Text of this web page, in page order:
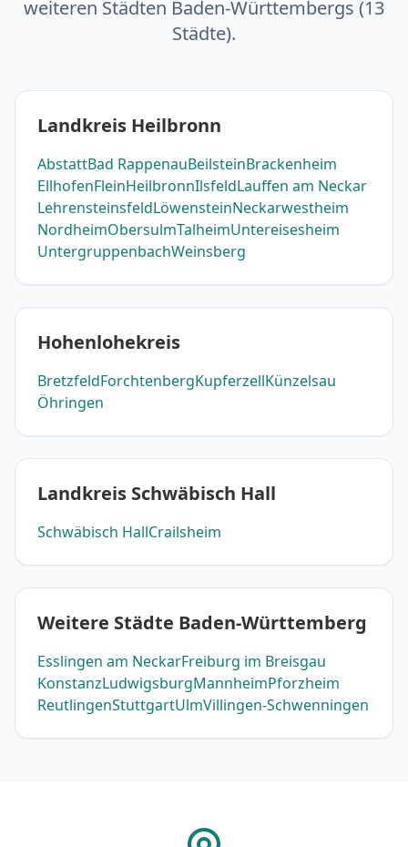
weiteren Städten Baden-Württembergs (13
Städte).
Landkreis Heilbronn
AbstattBad RappenauBeilsteinBrackenheim
EllhofenFleinHeilbronnIlsfeldLauffen am Neckar
LehrensteinsfeldLöwensteinNeckarwestheim
NordheimObersulmTalheimUntereisesheim
UntergruppenbachWeinsberg
Hohenlohekreis
BretzfeldForchtenbergKupferzellKünzelsau
Öhringen
Landkreis Schwäbisch Hall
Schwäbisch HallCrailsheim
Weitere Städte Baden-Württemberg
Esslingen am NeckarFreiburg im Breisgau
KonstanzLudwigsburgMannheimPforzheim
ReutlingenStuttgartUlmVillingen-Schwenningen